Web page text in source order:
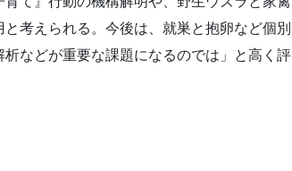
考えられる。今後は、就巣と抱卵など個別
などが重要な課題になるのでは」と高く評